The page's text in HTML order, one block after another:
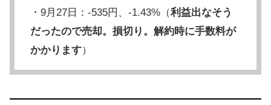
・9月27日：-535円、-1.43%（利益出なそう
だったので売却。損切り。解約時に手数料が
かかります）